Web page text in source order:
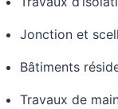
Jonction et
Bâtiments
Travaux de